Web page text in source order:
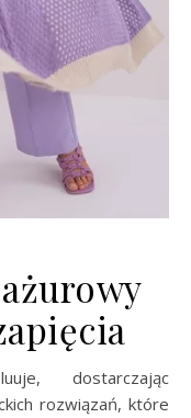
dostarczając
rozwiązań, które